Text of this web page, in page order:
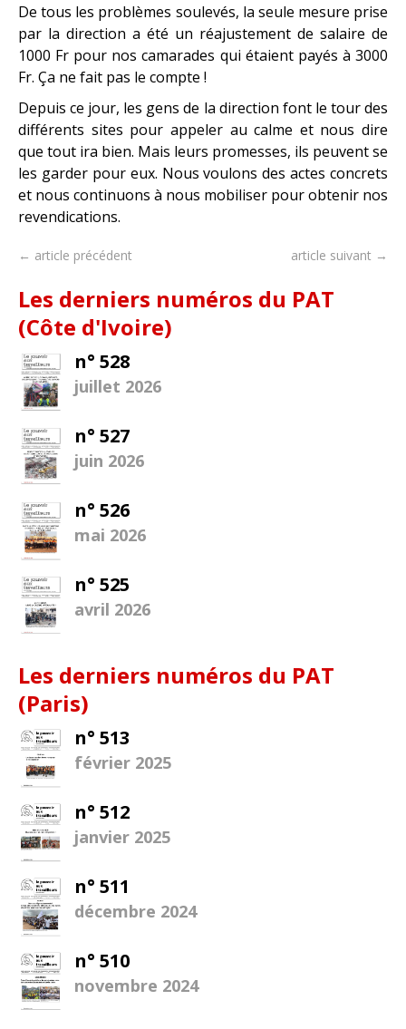
De tous les problèmes soulevés, la seule mesure prise
par la direction a été un réajustement de salaire de
1000 Fr pour nos camarades qui étaient payés à 3000
Fr. Ça ne fait pas le compte !
Depuis ce jour, les gens de la direction font le tour des
différents sites pour appeler au calme et nous dire
que tout ira bien. Mais leurs promesses, ils peuvent se
les garder pour eux. Nous voulons des actes concrets
et nous continuons à nous mobiliser pour obtenir nos
revendications.
← article précédent article suivant →
Les derniers numéros du PAT
(Côte d'Ivoire)
n° 528
juillet 2026
n° 527
juin 2026
n° 526
mai 2026
n° 525
avril 2026
Les derniers numéros du PAT
(Paris)
n° 513
février 2025
n° 512
janvier 2025
n° 511
décembre 2024
n° 510
novembre 2024